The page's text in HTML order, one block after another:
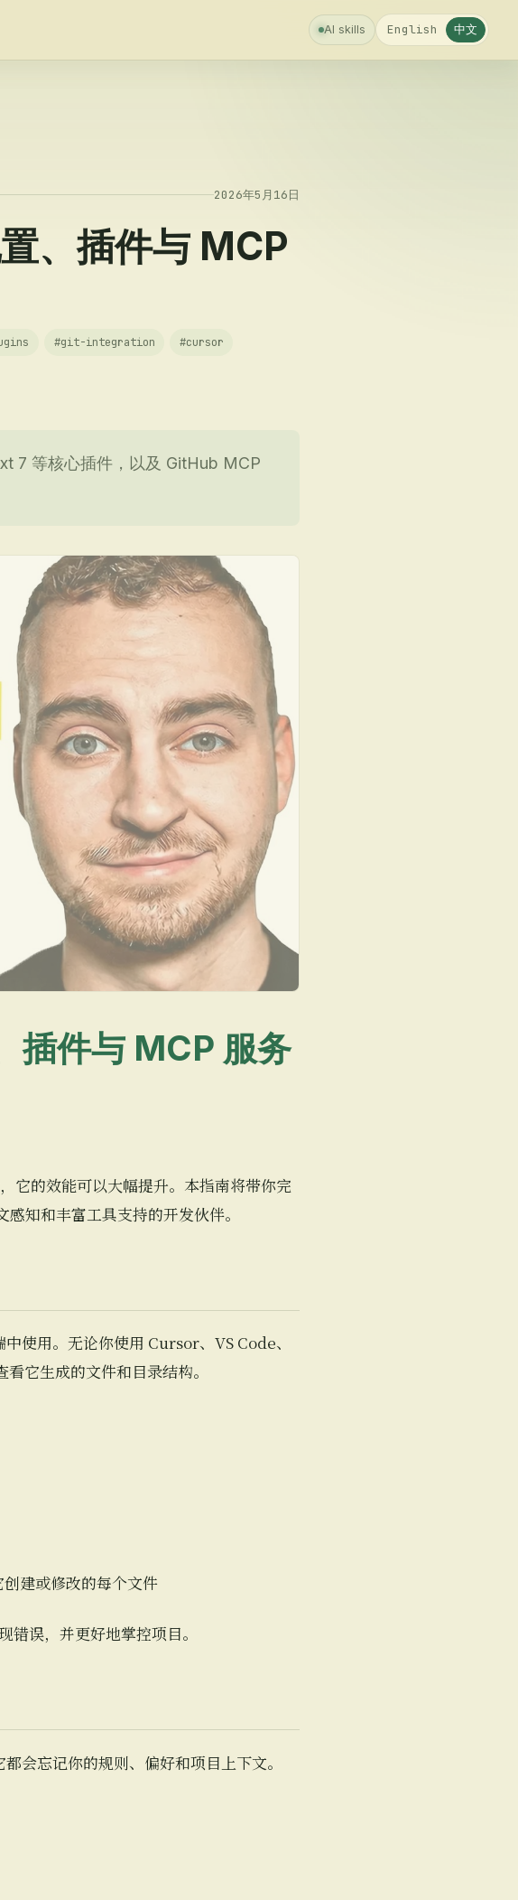
AI skills English 中文
2026年5月16日
、插件与 MCP
#git-integration #cursor
7 等核心插件，以及 GitHub MCP
插件与 MCP 服务
它的效能可以大幅提升。本指南将带你完
知和丰富工具支持的开发伙伴。
使用。无论你使用 Cursor、VS Code、
它生成的文件和目录结构。
建或修改的每个文件
误，并更好地掌控项目。
会忘记你的规则、偏好和项目上下文。